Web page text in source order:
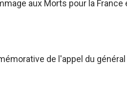
aux Morts pour la France
de l'appel du